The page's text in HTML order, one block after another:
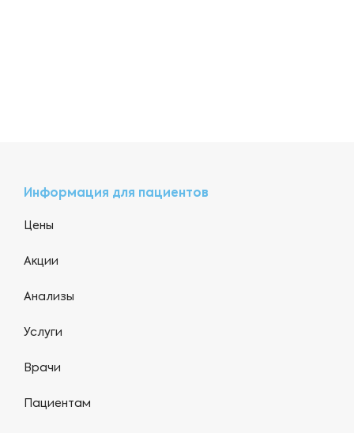
Информация для пациентов
Цены
Акции
Анализы
Услуги
Врачи
Пациентам